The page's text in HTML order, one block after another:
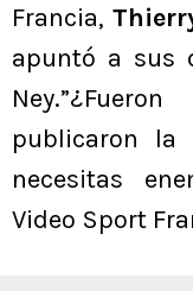
Francia,
apuntó a sus
publicaron la
necesitas
Video Sport